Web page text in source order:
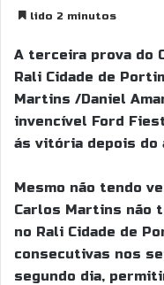
lido 2 minutos
A terceira prova do
Rali Cidade de
Martins /Daniel
invencível Ford
ás vitória depois do
Mesmo não tendo
Carlos Martins não
no Rali Cidade de
consecutivas nos
segundo dia,